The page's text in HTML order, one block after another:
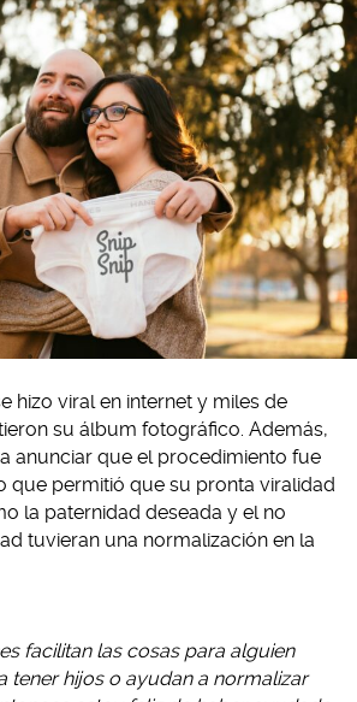
hizo viral en internet y miles de
su álbum fotográfico. Además,
anunciar que el procedimiento fue
que permitió que su pronta viralidad
la paternidad deseada y el no
tuvieran una normalización en la
facilitan las cosas para alguien
tener hijos o ayudan a normalizar